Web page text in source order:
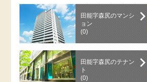
田能字森尻のマンシ
ョン
(0)
田能字森尻のテナン
ト
(0)